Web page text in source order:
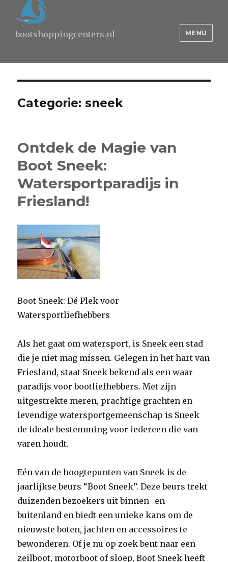
bootshoppingcenters.nl MENU
Categorie:sneek
Ontdek de Magie van
Boot Sneek:
Watersportparadijs in
Friesland!
Boot Sneek: Dé Plek voor
Watersportliefhebbers
Als het gaat om watersport, is Sneek een stad
die je niet mag missen. Gelegen in het hart van
Friesland, staat Sneek bekend als een waar
paradijs voor bootliefhebbers. Met zijn
uitgestrekte meren, prachtige grachten en
levendige watersportgemeenschap is Sneek
de ideale bestemming voor iedereen die van
varen houdt.
Eén van de hoogtepunten van Sneek is de
jaarlijkse beurs “Boot Sneek”. Deze beurs trekt
duizenden bezoekers uit binnen- en
buitenland en biedt een unieke kans om de
nieuwste boten, jachten en accessoires te
bewonderen. Of je nu op zoek bent naar een
zeilboot, motorboot of sloep, Boot Sneek heeft